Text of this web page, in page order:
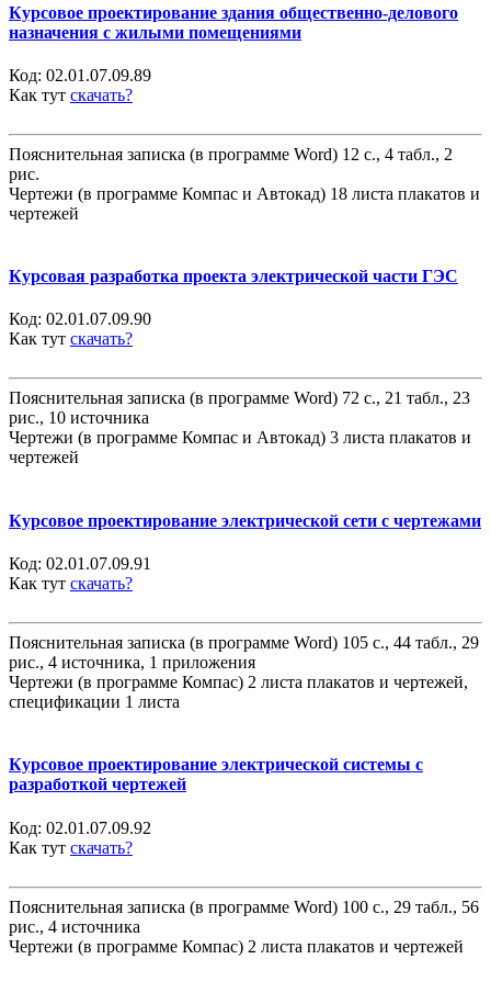
Курсовое проектирование здания общественно-делового
назначения с жилыми помещениями
Код: 02.01.07.09.89
Как тут скачать?
Пояснительная записка (в программе Word) 12 с., 4 табл., 2
рис.
Чертежи (в программе Компас и Автокад) 18 листа плакатов и
чертежей
Курсовая разработка проекта электрической части ГЭС
Код: 02.01.07.09.90
Как тут скачать?
Пояснительная записка (в программе Word) 72 с., 21 табл., 23
рис., 10 источника
Чертежи (в программе Компас и Автокад) 3 листа плакатов и
чертежей
Курсовое проектирование электрической сети с чертежами
Код: 02.01.07.09.91
Как тут скачать?
Пояснительная записка (в программе Word) 105 с., 44 табл., 29
рис., 4 источника, 1 приложения
Чертежи (в программе Компас) 2 листа плакатов и чертежей,
спецификации 1 листа
Курсовое проектирование электрической системы с
разработкой чертежей
Код: 02.01.07.09.92
Как тут скачать?
Пояснительная записка (в программе Word) 100 с., 29 табл., 56
рис., 4 источника
Чертежи (в программе Компас) 2 листа плакатов и чертежей